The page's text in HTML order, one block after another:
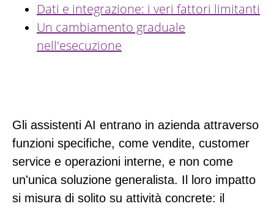
Dati e integrazione: i veri fattori limitanti
Un cambiamento graduale
nell'esecuzione
Gli assistenti AI entrano in azienda attraverso
funzioni specifiche, come vendite, customer
service e operazioni interne, e non come
un'unica soluzione generalista. Il loro impatto
si misura di solito su attività concrete: il